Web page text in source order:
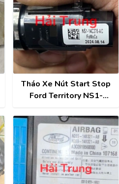
Tháo Xe Nút Start Stop
Ford Territory NS1-